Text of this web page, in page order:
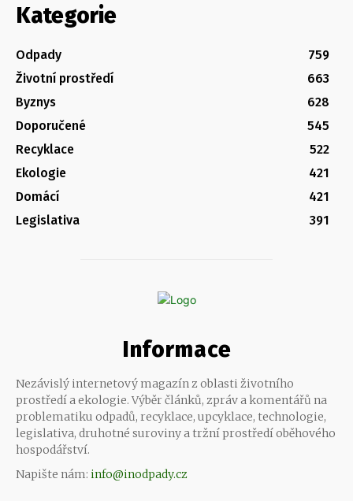
Kategorie
Odpady
759
Životní prostředí
663
Byznys
628
Doporučené
545
Recyklace
522
Ekologie
421
Domácí
421
Legislativa
391
Informace
Nezávislý internetový magazín z oblasti životního
prostředí a ekologie. Výběr článků, zpráv a komentářů na
problematiku odpadů, recyklace, upcyklace, technologie,
legislativa, druhotné suroviny a tržní prostředí oběhového
hospodářství.
Napište nám: info@inodpady.cz